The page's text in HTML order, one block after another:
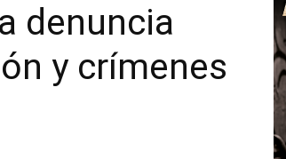
denuncia
y crímenes